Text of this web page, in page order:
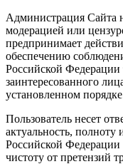
Администрация Сайта
модерацией или
предпринимает
обеспечению
Российской Федерации
заинтересованного
установленном
Пользователь несет
актуальность, полноту
Российской
чистоту от претензий